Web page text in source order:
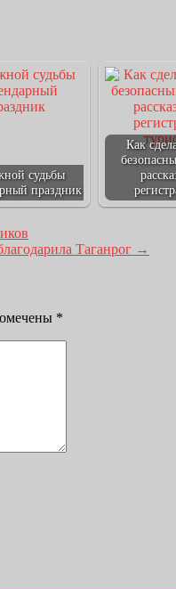
судьбы
праздник
Как
Таганрог →
*